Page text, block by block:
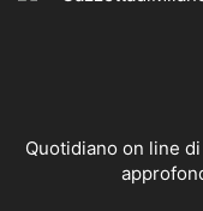
Quotidiano on line